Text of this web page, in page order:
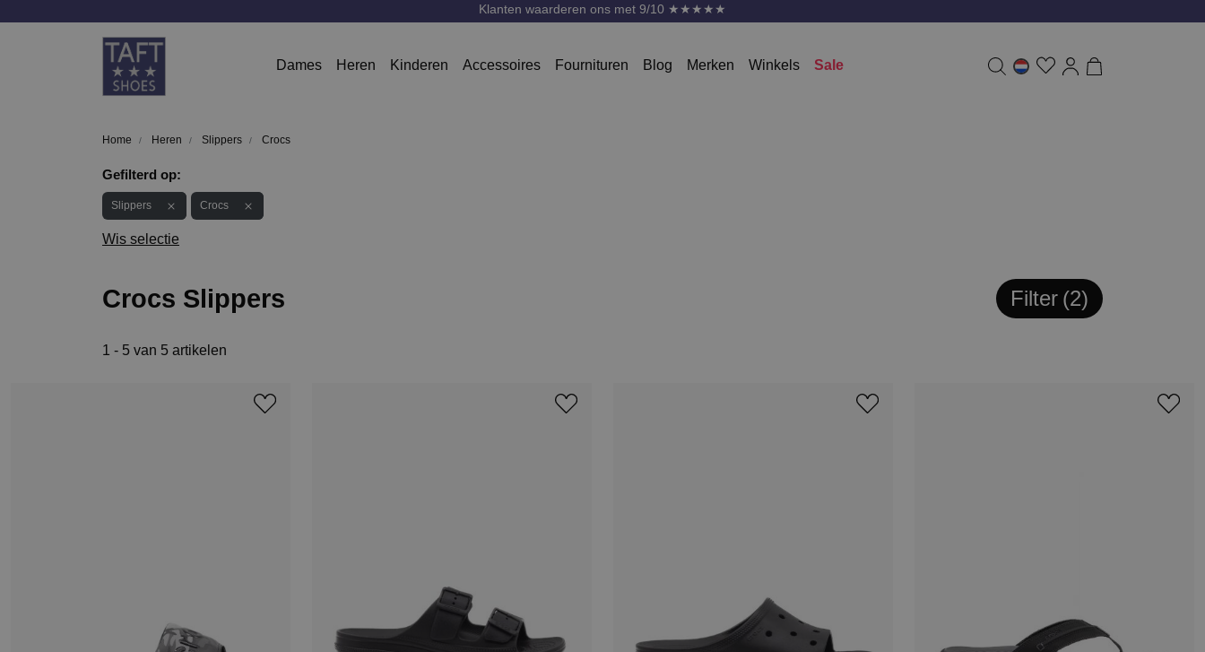
Klanten waarderen ons met 9/10 ★★★★★
Dames Heren Kinderen Accessoires Fournituren Blog Merken Winkels Sale
Home Heren Slippers Crocs
Gefilterd op:
Slippers Crocs
Wis selectie
Crocs Slippers Filter 2
1 - 5 van 5 artikelen